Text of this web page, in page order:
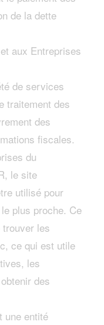
de la dette
aux Entreprises
de services
traitement des
des
fiscales.
du
le site
utilisé pour
plus proche. Ce
les
ce qui est utile
les
des
une entité